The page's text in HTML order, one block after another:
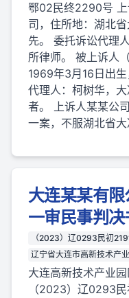
鄂02民终2290号
司，住所地：湖北
先。 委托诉讼代理
所律师。 被上诉人
1969年3月16日出
代理人：柯树华，
者。 上诉人某某公
一案，不服湖北省
大连某某有
一审民事判决
（2023）辽0293民初
辽宁省大连市高新技术产
大连高新技术产业
（2023）辽0293